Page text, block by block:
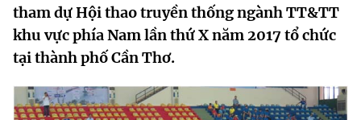
Chức năng nhiệm vụ
Cơ cấu tổ chức
Lịch sử phát triển
Tin tức sự kiện
Khoa học và Công nghệ
Đổi mới sáng tạo
Dịch vụ công
Hệ thống văn bản
tham dự Hội thao truyền thống ngành TT&TT
khu vực phía Nam lần thứ X năm 2017 tổ chức
tại thành phố Cần Thơ.